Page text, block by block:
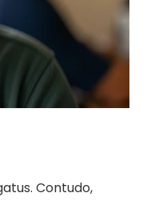
Contudo,